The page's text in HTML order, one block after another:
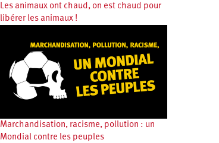
Les animaux ont chaud, on est chaud pour
libérer les animaux !
Marchandisation, racisme, pollution : un
Mondial contre les peuples